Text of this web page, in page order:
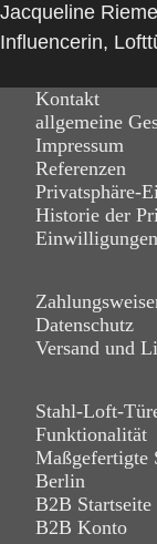
Jacqueline
Influencerin,
Kontakt
allgemeine
Impressum
Referenzen
Privatsphäre-
Historie der
Datenschutz
Versand und
Stahl-Loft-
Funktionalität
Maßgefertigte
Berlin
B2B Startseite
B2B Konto